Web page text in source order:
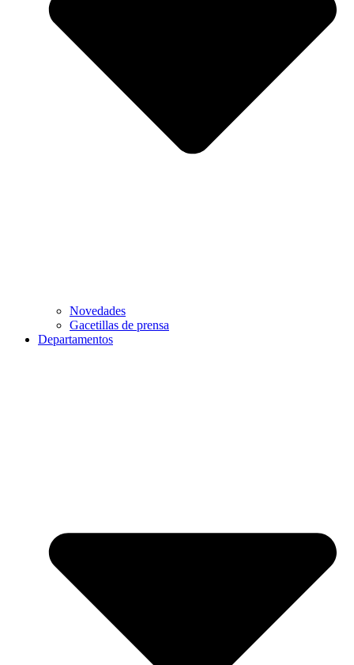
Novedades
Gacetillas de prensa
Departamentos